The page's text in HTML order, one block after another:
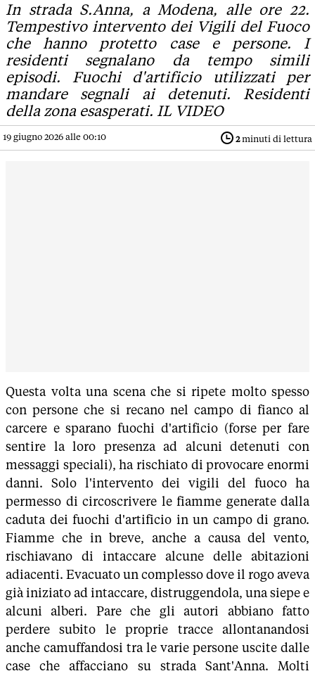
In strada S.Anna, a Modena, alle ore 22.
Tempestivo intervento dei Vigili del Fuoco
che hanno protetto case e persone. I
residenti segnalano da tempo simili
episodi. Fuochi d'artificio utilizzati per
mandare segnali ai detenuti. Residenti
della zona esasperati. IL VIDEO
19 giugno 2026 alle 00:10 2minuti di lettura
Questa volta una scena che si ripete molto spesso
con persone che si recano nel campo di fianco al
carcere e sparano fuochi d'artificio (forse per fare
sentire la loro presenza ad alcuni detenuti con
messaggi speciali), ha rischiato di provocare enormi
danni. Solo l'intervento dei vigili del fuoco ha
permesso di circoscrivere le fiamme generate dalla
caduta dei fuochi d'artificio in un campo di grano.
Fiamme che in breve, anche a causa del vento,
rischiavano di intaccare alcune delle abitazioni
adiacenti. Evacuato un complesso dove il rogo aveva
già iniziato ad intaccare, distruggendola, una siepe e
alcuni alberi. Pare che gli autori abbiano fatto
perdere subito le proprie tracce allontanandosi
anche camuffandosi tra le varie persone uscite dalle
case che affacciano su strada Sant'Anna. Molti